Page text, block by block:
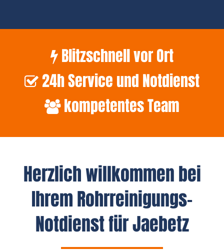
Blitzschnell vor Ort
24h Service und Notdienst
kompetentes Team
Herzlich willkommen bei
Ihrem Rohrreinigungs-
Notdienst für Jaebetz